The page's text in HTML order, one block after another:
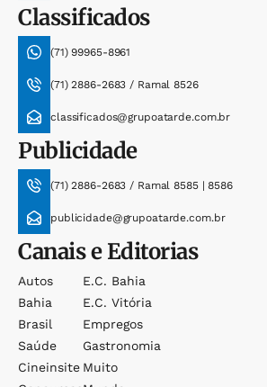
Classificados
(71) 99965-8961
(71) 2886-2683 / Ramal 8526
classificados@grupoatarde.com.br
Publicidade
(71) 2886-2683 / Ramal 8585 | 8586
publicidade@grupoatarde.com.br
Canais e Editorias
Autos
Bahia
Brasil
Saúde
Cineinsite
E.c. Bahia
E.c. Vitória
Empregos
Gastronomia
Muito